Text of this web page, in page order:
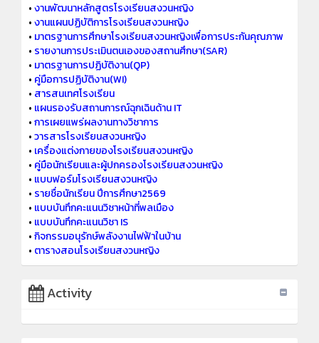
•งานพัฒนาหลักสูตรโรงเรียนสงวนหญิง
•งานแผนปฏิบัติการโรงเรียนสงวนหญิง
• มาตรฐานการศึกษาโรงเรียนสงวนหญิงเพื่อการประกันคุณภาพ
• รายงานการประเมินตนเองของสถานศึกษา(SAR)
• มาตรฐานการปฏิบัติงาน(QP)
• คู่มือการปฏิบัติงาน(WI)
• สารสนเทศโรงเรียน
• แผนรองรับสถานการณ์ฉุกเฉินด้าน IT
•การเผยแพร่ผลงานทางวิชาการ
•วารสารโรงเรียนสงวนหญิง
• เครื่องแต่งกายของโรงเรียนสงวนหญิง
• คู่มือนักเรียนและผู้ปกครองโรงเรียนสงวนหญิง
• แบบฟอร์มโรงเรียนสงวนหญิง
• รายชื่อนักเรียน ปีการศึกษา2569
• แบบบันทึกคะแนนวิชาหน้าที่พลเมือง
• แบบบันทึกคะแนนวิชา IS
•กิจกรรมอนุรักษ์พลังงานไฟฟ้าในบ้าน
• ตารางสอนโรงเรียนสงวนหญิง
Activity